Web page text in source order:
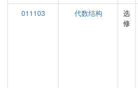
011103
代数结构
选
修